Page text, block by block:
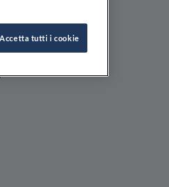
Accetta tutti i cookie